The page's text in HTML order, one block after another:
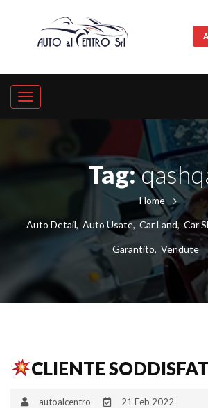
Tag:
Home
Auto Detail, Auto Usate, Car Land, Car
Garantito, Vendute
CLIENTE
autoalcentro
21 Feb 2022